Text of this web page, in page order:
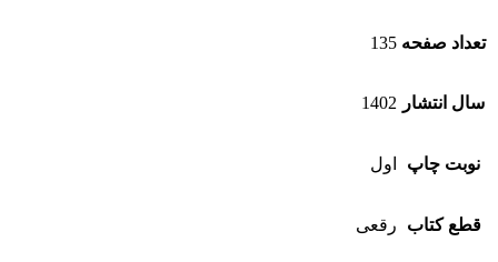
تعداد صفحه 135
سال انتشار 1402
نوبت چاپ اول
قطع کتاب رقعی